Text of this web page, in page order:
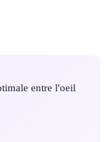
entre l'oeil